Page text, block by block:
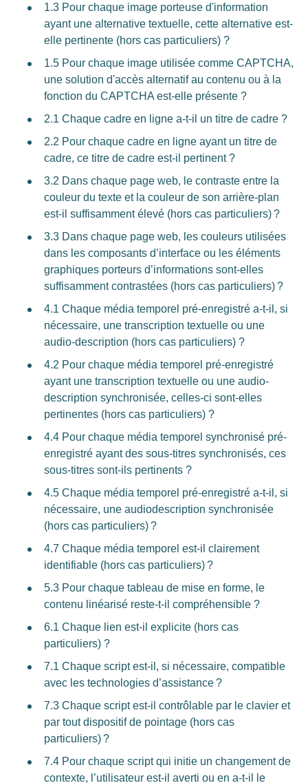
1.3 Pour chaque image porteuse d'information
ayant une alternative textuelle, cette alternative est-
elle pertinente (hors cas particuliers) ?
1.5 Pour chaque image utilisée comme CAPTCHA,
une solution d'accès alternatif au contenu ou à la
fonction du CAPTCHA est-elle présente ?
2.1 Chaque cadre en ligne a-t-il un titre de cadre ?
2.2 Pour chaque cadre en ligne ayant un titre de
cadre, ce titre de cadre est-il pertinent ?
3.2 Dans chaque page web, le contraste entre la
couleur du texte et la couleur de son arrière-plan
est-il suffisamment élevé (hors cas particuliers) ?
3.3 Dans chaque page web, les couleurs utilisées
dans les composants d’interface ou les éléments
graphiques porteurs d’informations sont-elles
suffisamment contrastées (hors cas particuliers) ?
4.1 Chaque média temporel pré-enregistré a-t-il, si
nécessaire, une transcription textuelle ou une
audio-description (hors cas particuliers) ?
4.2 Pour chaque média temporel pré-enregistré
ayant une transcription textuelle ou une audio-
description synchronisée, celles-ci sont-elles
pertinentes (hors cas particuliers) ?
4.4 Pour chaque média temporel synchronisé pré-
enregistré ayant des sous-titres synchronisés, ces
sous-titres sont-ils pertinents ?
4.5 Chaque média temporel pré-enregistré a-t-il, si
nécessaire, une audiodescription synchronisée
(hors cas particuliers) ?
4.7 Chaque média temporel est-il clairement
identifiable (hors cas particuliers) ?
5.3 Pour chaque tableau de mise en forme, le
contenu linéarisé reste-t-il compréhensible ?
6.1 Chaque lien est-il explicite (hors cas
particuliers) ?
7.1 Chaque script est-il, si nécessaire, compatible
avec les technologies d’assistance ?
7.3 Chaque script est-il contrôlable par le clavier et
par tout dispositif de pointage (hors cas
particuliers) ?
7.4 Pour chaque script qui initie un changement de
contexte, l’utilisateur est-il averti ou en a-t-il le